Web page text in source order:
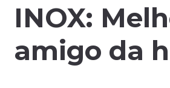
INOX:
amigo da